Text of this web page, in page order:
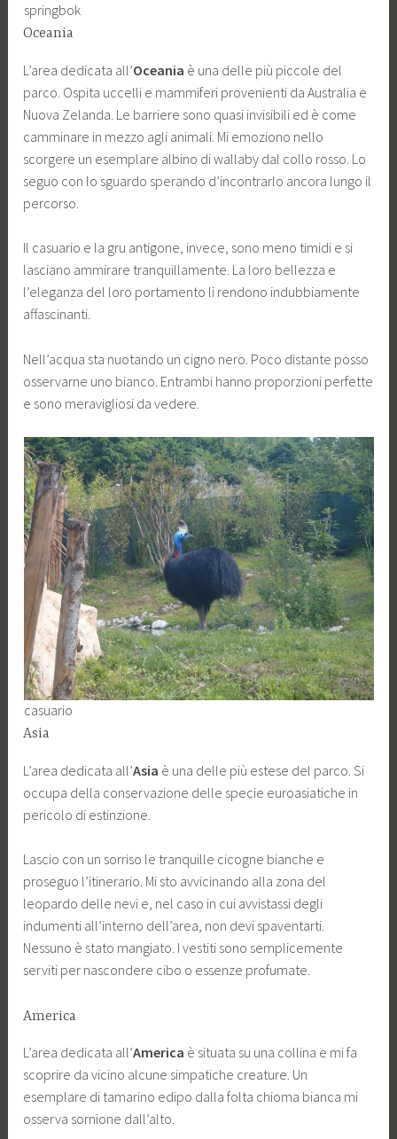
springbok
Oceania
L’area dedicata all’Oceania è una delle più piccole del
parco. Ospita uccelli e mammiferi provenienti da Australia e
Nuova Zelanda. Le barriere sono quasi invisibili ed è come
camminare in mezzo agli animali. Mi emoziono nello
scorgere un esemplare albino di wallaby dal collo rosso. Lo
seguo con lo sguardo sperando d’incontrarlo ancora lungo il
percorso.
Il casuario e la gru antigone, invece, sono meno timidi e si
lasciano ammirare tranquillamente. La loro bellezza e
l’eleganza del loro portamento li rendono indubbiamente
affascinanti.
Nell’acqua sta nuotando un cigno nero. Poco distante posso
osservarne uno bianco. Entrambi hanno proporzioni perfette
e sono meravigliosi da vedere.
casuario
Asia
L’area dedicata all’Asia è una delle più estese del parco. Si
occupa della conservazione delle specie euroasiatiche in
pericolo di estinzione.
Lascio con un sorriso le tranquille cicogne bianche e
proseguo l’itinerario. Mi sto avvicinando alla zona del
leopardo delle nevi e, nel caso in cui avvistassi degli
indumenti all’interno dell’area, non devi spaventarti.
Nessuno è stato mangiato. I vestiti sono semplicemente
serviti per nascondere cibo o essenze profumate.
America
L’area dedicata all’America è situata su una collina e mi fa
scoprire da vicino alcune simpatiche creature. Un
esemplare di tamarino edipo dalla folta chioma bianca mi
osserva sornione dall’alto.